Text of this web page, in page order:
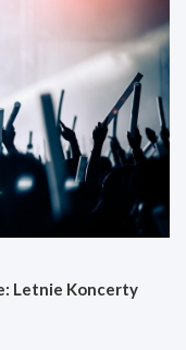
Letnie Koncerty